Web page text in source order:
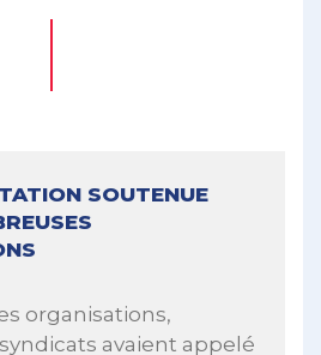
SOUTENUE
organisations,
avaient appelé